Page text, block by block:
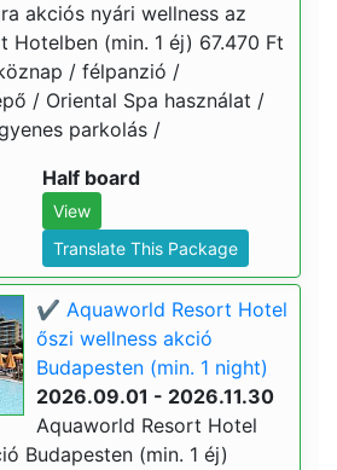
akciós nyári wellness az
Hotelben (min. 1 éj) 67.470 Ft
/ félpanzió /
/ Oriental Spa használat /
parkolás /
Half board
View
Translate This Package
✔️ Aquaworld Resort Hotel
őszi wellness akció
Budapesten (min. 1 night)
2026.09.01 - 2026.11.30
Aquaworld Resort Hotel
Budapesten (min. 1 éj)